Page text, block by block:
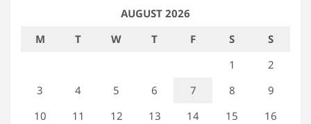
AUGUST 2026
M
T W T F S
S
1
2
3
4 5 6 7 8
9
10
11 12 13 14 15
16